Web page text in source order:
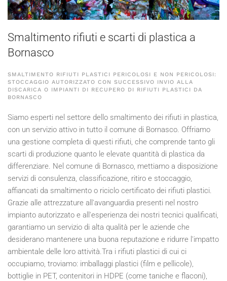
Smaltimento rifiuti e scarti di plastica a
Bornasco
SMALTIMENTO RIFIUTI PLASTICI PERICOLOSI E NON PERICOLOSI:
STOCCAGGIO AUTORIZZATO CON SUCCESSIVO INVIO ALLA
DISCARICA O IMPIANTI DI RECUPERO DI RIFIUTI PLASTICI DA
BORNASCO
Siamo esperti nel settore dello smaltimento dei rifiuti in plastica,
con un servizio attivo in tutto il comune di Bornasco. Offriamo
una gestione completa di questi rifiuti, che comprende tanto gli
scarti di produzione quanto le elevate quantità di plastica da
differenziare. Nel comune di Bornasco, mettiamo a disposizione
servizi di consulenza, classificazione, ritiro e stoccaggio,
affiancati da smaltimento o riciclo certificato dei rifiuti plastici.
Grazie alle attrezzature all'avanguardia presenti nel nostro
impianto autorizzato e all'esperienza dei nostri tecnici qualificati,
garantiamo un servizio di alta qualità per le aziende che
desiderano mantenere una buona reputazione e ridurre l'impatto
ambientale delle loro attività.Tra i rifiuti plastici di cui ci
occupiamo, troviamo: imballaggi plastici (film e pellicole),
bottiglie in PET, contenitori in HDPE (come taniche e flaconi),